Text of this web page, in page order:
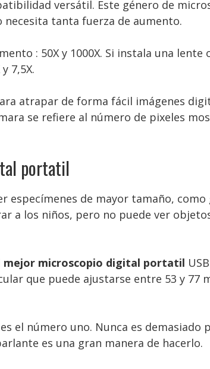
versátil. Este género de
tanta fuerza de aumento.
: 50X y 1000X. Si instala una lente
7,5X.
atrapar de forma fácil imágenes
se refiere al número de pixeles
portatil
de mayor tamaño, como
a los niños, pero no puede ver
mejor microscopio digital portatil
que puede ajustarse entre 53 y 77
el número uno. Nunca es
es una gran manera de hacerlo.